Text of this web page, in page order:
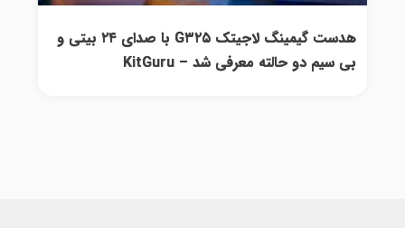
هدست گیمینگ لاجیتک G۳۲۵ با صدای ۲۴ بیتی و
بی سیم دو حالته معرفی شد – KitGuru